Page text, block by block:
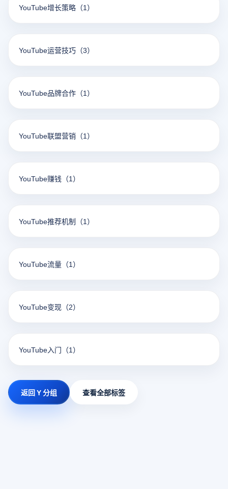
YouTube增长策略 （1）
YouTube运营技巧 （3）
YouTube品牌合作 （1）
YouTube联盟营销 （1）
YouTube赚钱 （1）
YouTube推荐机制 （1）
YouTube流量 （1）
YouTube变现 （2）
YouTube入门 （1）
返回 Y 分组 查看全部标签